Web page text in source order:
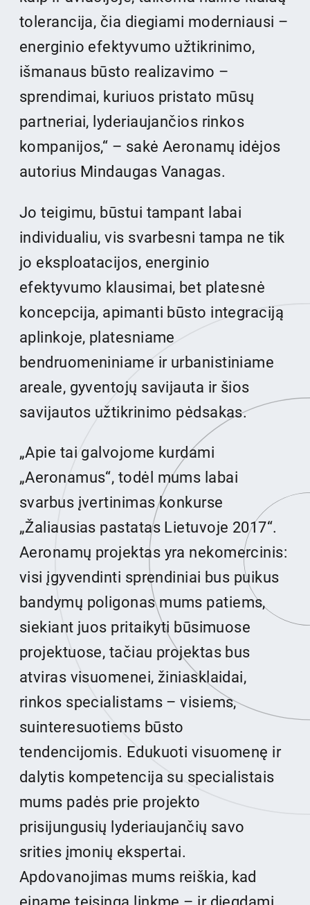
tolerancija, čia diegiami moderniausi –
energinio efektyvumo užtikrinimo,
išmanaus būsto realizavimo –
sprendimai, kuriuos pristato mūsų
partneriai, lyderiaujančios rinkos
kompanijos,“ – sakė Aeronamų idėjos
autorius Mindaugas Vanagas.
Jo teigimu, būstui tampant labai
individualiu, vis svarbesni tampa ne tik
jo eksploatacijos, energinio
efektyvumo klausimai, bet platesnė
koncepcija, apimanti būsto integraciją
aplinkoje, platesniame
bendruomeniniame ir urbanistiniame
areale, gyventojų savijauta ir šios
savijautos užtikrinimo pėdsakas.
„Apie tai galvojome kurdami
„Aeronamus“, todėl mums labai
svarbus įvertinimas konkurse
„Žaliausias pastatas Lietuvoje 2017“.
Aeronamų projektas yra nekomercinis:
visi įgyvendinti sprendiniai bus puikus
bandymų poligonas mums patiems,
siekiant juos pritaikyti būsimuose
projektuose, tačiau projektas bus
atviras visuomenei, žiniasklaidai,
rinkos specialistams – visiems,
suinteresuotiems būsto
tendencijomis. Edukuoti visuomenę ir
dalytis kompetencija su specialistais
mums padės prie projekto
prisijungusių lyderiaujančių savo
srities įmonių ekspertai.
Apdovanojimas mums reiškia, kad